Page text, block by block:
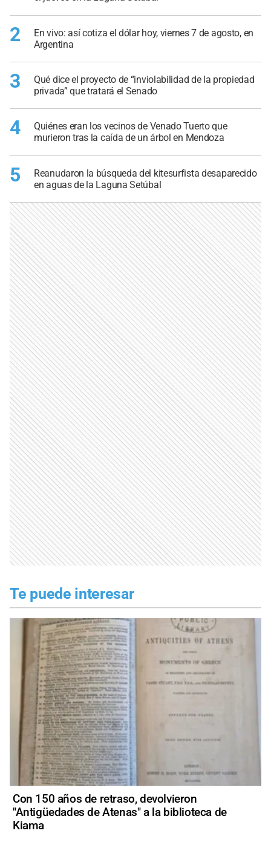
2
En vivo: así cotiza el dólar hoy, viernes 7 de agosto, en
Argentina
3
Qué dice el proyecto de “inviolabilidad de la propiedad
privada” que tratará el Senado
4
Quiénes eran los vecinos de Venado Tuerto que
murieron tras la caída de un árbol en Mendoza
5
Reanudaron la búsqueda del kitesurfista desaparecido
en aguas de la Laguna Setúbal
Te puede interesar
Con 150 años de retraso, devolvieron
"Antigüedades de Atenas" a la biblioteca de
Kiama